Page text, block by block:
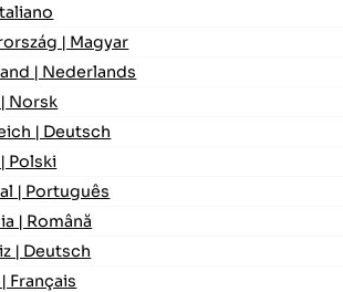
| Magyar
| Nederlands
Norsk
| Deutsch
Polski
| Português
| Română
| Deutsch
Français